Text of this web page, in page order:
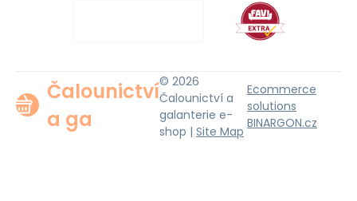
Čalounictví
a ga
© 2026
Čalounictví a
galanterie e-
shop | Site Map
Ecommerce
solutions
BINARGON.cz